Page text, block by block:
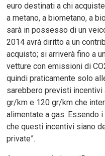
euro destinati a chi
a metano, a biometano, a
sarà in possesso di un
2014 avrà diritto a un
acquisto; si arriverà fino a
vetture con emissioni di
quindi praticamente solo
sarebbero previsti
gr/km e 120 gr/km che
alimentate a gas. Essendo
che questi incentivi siano
private”.